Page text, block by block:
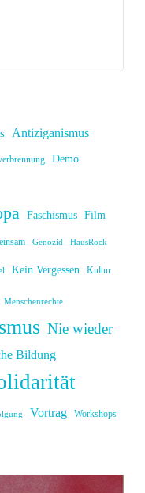
Antiziganismus
Demo
Faschismus Film
Genozid HausRock
Kein Vergessen Kultur
Menschenrechte
Nie wieder
Bildung
Vortrag Workshops